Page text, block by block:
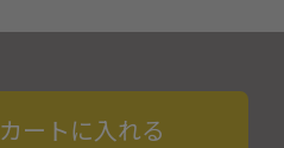
カートに入れる